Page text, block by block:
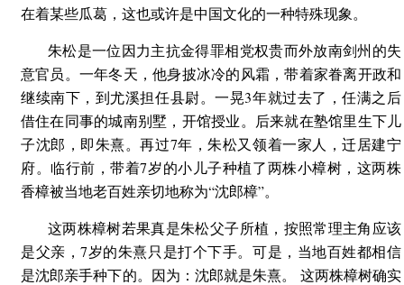
在着某些瓜葛，这也或许是中国文化的一种特殊现象。
朱松是一位因力主抗金得罪相党权贵而外放南剑州的失
意官员。一年冬天，他身披冰冷的风霜，带着家眷离开政和
继续南下，到尤溪担任县尉。一晃3年就过去了，任满之后
借住在同事的城南别墅，开馆授业。后来就在塾馆里生下儿
子沈郎，即朱熹。再过7年，朱松又领着一家人，迁居建宁
府。临行前，带着7岁的小儿子种植了两株小樟树，这两株
香樟被当地老百姓亲切地称为“沈郎樟”。
这两株樟树若果真是朱松父子所植，按照常理主角应该
是父亲，7岁的朱熹只是打个下手。可是，当地百姓都相信
是沈郎亲手种下的。因为：沈郎就是朱熹。 这两株樟树确实